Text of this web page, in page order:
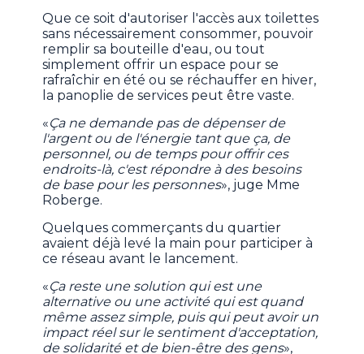
Que ce soit d'autoriser l'accès aux toilettes
sans nécessairement consommer, pouvoir
remplir sa bouteille d'eau, ou tout
simplement offrir un espace pour se
rafraîchir en été ou se réchauffer en hiver,
la panoplie de services peut être vaste.
«Ça ne demande pas de dépenser de
l'argent ou de l'énergie tant que ça, de
personnel, ou de temps pour offrir ces
endroits-là, c'est répondre à des besoins
de base pour les personnes», juge Mme
Roberge.
Quelques commerçants du quartier
avaient déjà levé la main pour participer à
ce réseau avant le lancement.
«Ça reste une solution qui est une
alternative ou une activité qui est quand
même assez simple, puis qui peut avoir un
impact réel sur le sentiment d'acceptation,
de solidarité et de bien-être des gens»,